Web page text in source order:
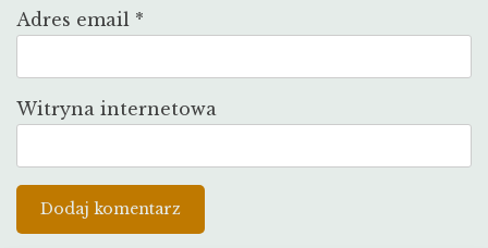
Adres email *
Witryna internetowa